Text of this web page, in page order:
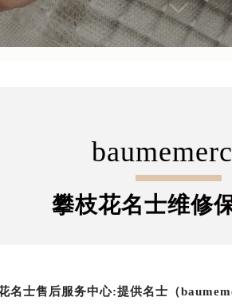
攀枝花名士维修
名士售后服务中心:提供名士（